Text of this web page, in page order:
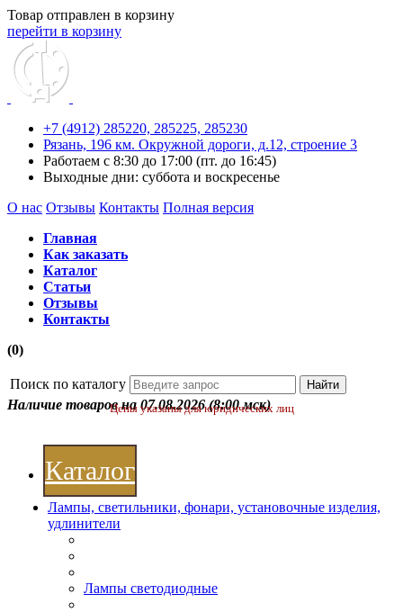
Товар отправлен в корзину
перейти в корзину
+7 (4912) 285220, 285225, 285230
Рязань, 196 км. Окружной дороги, д.12, строение 3
Работаем с 8:30 до 17:00 (пт. до 16:45)
Выходные дни: суббота и воскресенье
О нас Отзывы Контакты Полная версия
Главная
Как заказать
Каталог
Статьи
Отзывы
Контакты
(0)
Поиск по каталогу
Наличие товаров на 07.08.2026 (8:00 мск)
Цены указаны для юридических лиц
Каталог
Лампы, светильники, фонари, установочные изделия,
удлинители
Лампы светодиодные